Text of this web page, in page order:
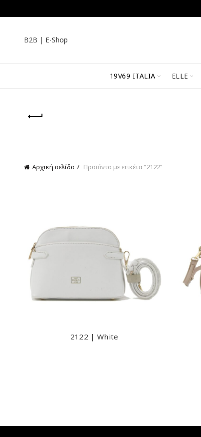
B2B | E-Shop
19V69 ITALIA ELLE
Αρχική σελίδα Προϊόντα με ετικέτα “2122”
2122 | White